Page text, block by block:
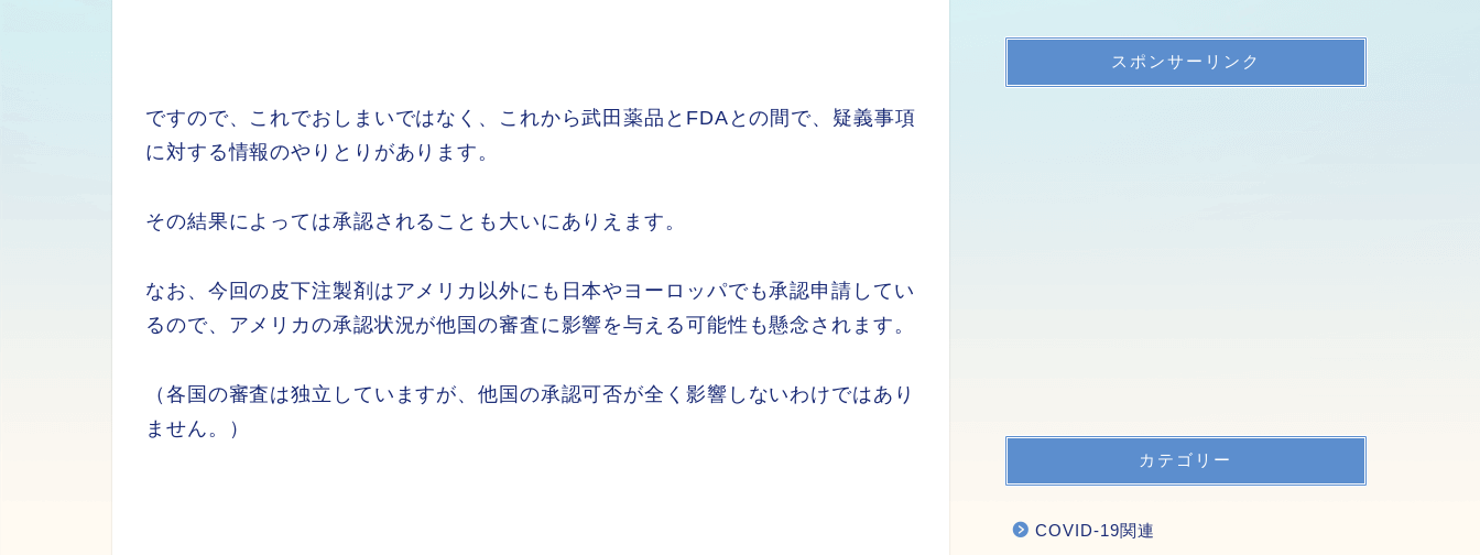
ですので、これでおしまいではなく、これから武田薬品とFDAとの間で、疑義事項
に対する情報のやりとりがあります。
その結果によっては承認されることも大いにありえます。
なお、今回の皮下注製剤はアメリカ以外にも日本やヨーロッパでも承認申請してい
るので、アメリカの承認状況が他国の審査に影響を与える可能性も懸念されます。
（各国の審査は独立していますが、他国の承認可否が全く影響しないわけではあり
ません。）
スポンサーリンク
カテゴリー
COVID-19関連